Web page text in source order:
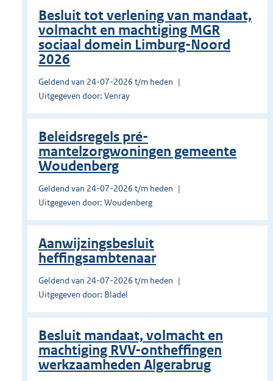
Besluit tot verlening van mandaat,
volmacht en machtiging MGR
sociaal domein Limburg-Noord
2026
Geldend van 24-07-2026 t/m heden
Uitgegeven door: Venray
Beleidsregels pré-
mantelzorgwoningen gemeente
Woudenberg
Geldend van 24-07-2026 t/m heden
Uitgegeven door: Woudenberg
Aanwijzingsbesluit
heffingsambtenaar
Geldend van 24-07-2026 t/m heden
Uitgegeven door: Bladel
Besluit mandaat, volmacht en
machtiging RVV-ontheffingen
werkzaamheden Algerabrug